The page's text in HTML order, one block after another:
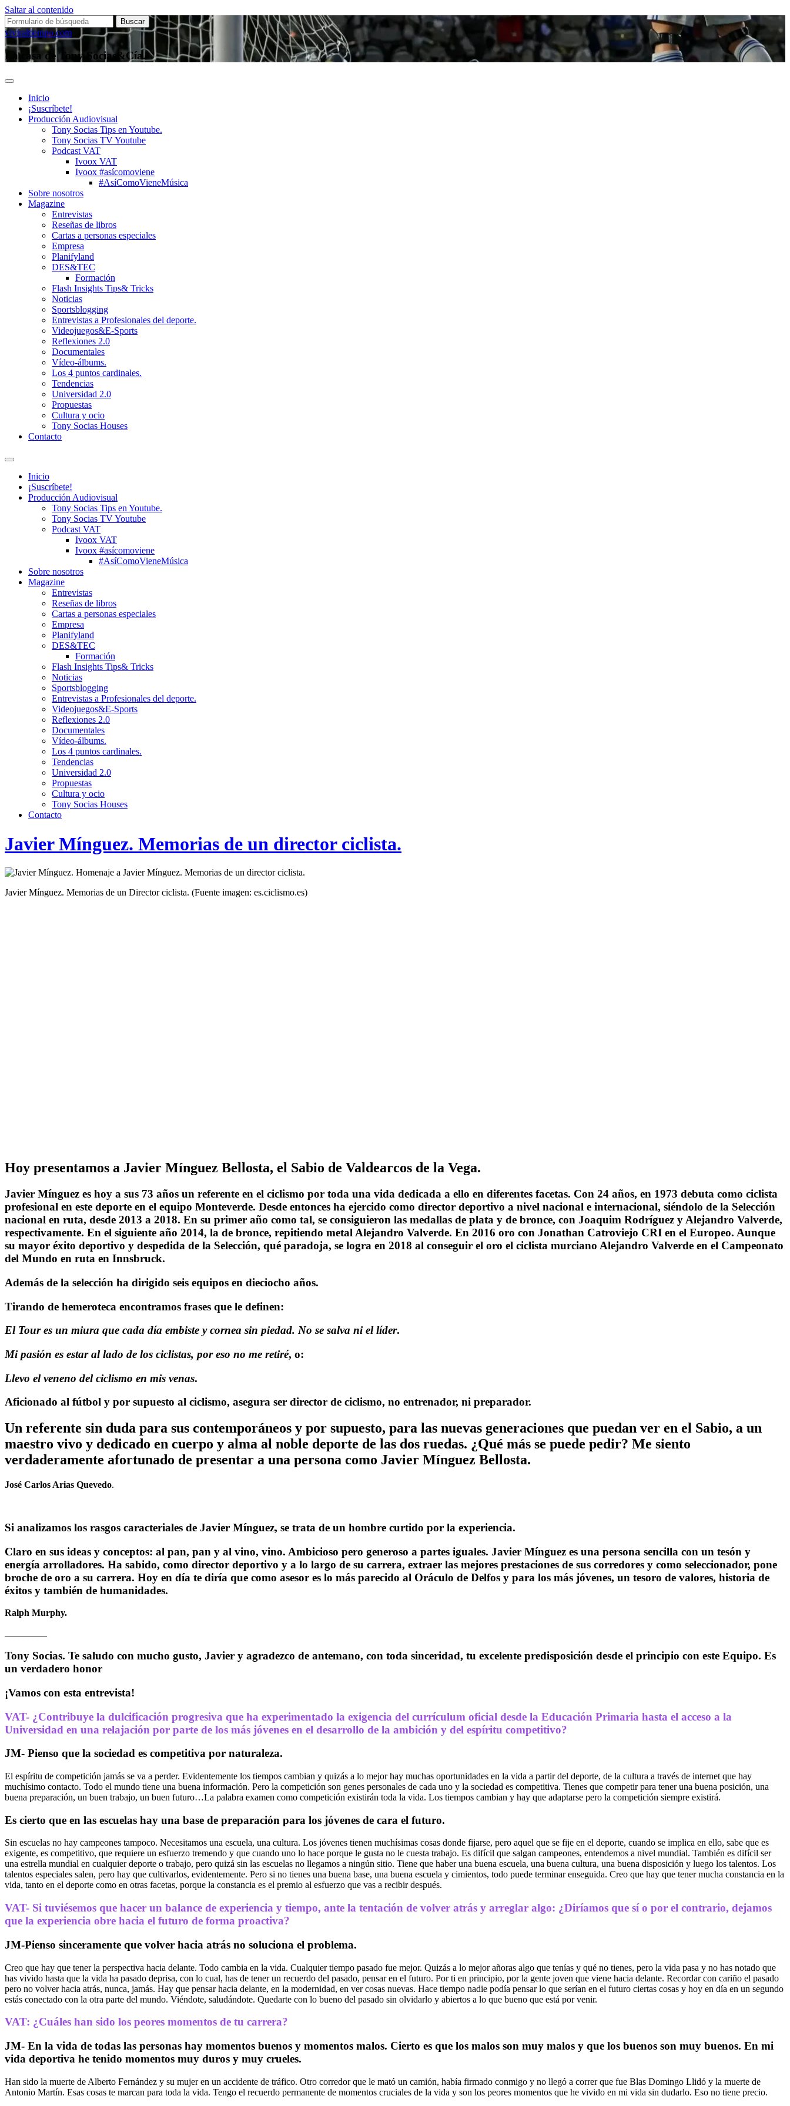
Saltar al contenido
Buscar:
viviraltiempo.com
La casa de Tony Socias&Cía.
Inicio
¡Suscríbete!
Producción Audiovisual
Tony Socias Tips en Youtube.
Tony Socias TV Youtube
Podcast VAT
Ivoox VAT
Ivoox #asícomoviene
#AsíComoVieneMúsica
Sobre nosotros
Magazine
Entrevistas
Reseñas de libros
Cartas a personas especiales
Empresa
Planifyland
DES&TEC
Formación
Flash Insights Tips& Tricks
Noticias
Sportsblogging
Entrevistas a Profesionales del deporte.
Videojuegos&E-Sports
Reflexiones 2.0
Documentales
Vídeo-álbums.
Los 4 puntos cardinales.
Tendencias
Universidad 2.0
Propuestas
Cultura y ocio
Tony Socias Houses
Contacto
Alternar
campo
búsqueda
Inicio
¡Suscríbete!
Producción Audiovisual
Tony Socias Tips en Youtube.
Tony Socias TV Youtube
Podcast VAT
Ivoox VAT
Ivoox #asícomoviene
#AsíComoVieneMúsica
Sobre nosotros
Magazine
Entrevistas
Reseñas de libros
Cartas a personas especiales
Empresa
Planifyland
DES&TEC
Formación
Flash Insights Tips& Tricks
Noticias
Sportsblogging
Entrevistas a Profesionales del deporte.
Videojuegos&E-Sports
Reflexiones 2.0
Documentales
Vídeo-álbums.
Los 4 puntos cardinales.
Tendencias
Universidad 2.0
Propuestas
Cultura y ocio
Tony Socias Houses
Contacto
Javier Mínguez. Memorias de un director ciclista.
Javier Mínguez. Memorias de un Director ciclista. (Fuente imagen: es.ciclismo.es)
Hoy presentamos a Javier Mínguez Bellosta, el Sabio de Valdearcos de la Vega.
Javier Mínguez es hoy a sus 73 años un referente en el ciclismo por toda una vida dedicada a ello en diferentes facetas. Con 24 años, en 1973 debuta como ciclista
profesional en este deporte en el equipo Monteverde. Desde entonces ha ejercido como director deportivo a nivel nacional e internacional, siéndolo de la Selección
nacional en ruta, desde 2013 a 2018. En su primer año como tal, se consiguieron las medallas de plata y de bronce, con Joaquim Rodríguez y Alejandro Valverde,
respectivamente. En el siguiente año 2014, la de bronce, repitiendo metal Alejandro Valverde. En 2016 oro con Jonathan Catroviejo CRI en el Europeo. Aunque
su mayor éxito deportivo y despedida de la Selección, qué paradoja, se logra en 2018 al conseguir el oro el ciclista murciano Alejandro Valverde en el Campeonato
del Mundo en ruta en Innsbruck.
Además de la selección ha dirigido seis equipos en dieciocho años.
Tirando de hemeroteca encontramos frases que le definen:
El Tour es un miura que cada día embiste y cornea sin piedad. No se salva ni el líder.
Mi pasión es estar al lado de los ciclistas, por eso no me retiré, o:
Llevo el veneno del ciclismo en mis venas.
Aficionado al fútbol y por supuesto al ciclismo, asegura ser director de ciclismo, no entrenador, ni preparador.
Un referente sin duda para sus contemporáneos y por supuesto, para las nuevas generaciones que puedan ver en el Sabio, a un
maestro vivo y dedicado en cuerpo y alma al noble deporte de las dos ruedas. ¿Qué más se puede pedir? Me siento
verdaderamente afortunado de presentar a una persona como Javier Mínguez Bellosta.
José Carlos Arias Quevedo.
Si analizamos los rasgos caracteriales de Javier Mínguez, se trata de un hombre curtido por la experiencia.
Claro en sus ideas y conceptos: al pan, pan y al vino, vino. Ambicioso pero generoso a partes iguales. Javier Mínguez es una persona sencilla con un tesón y
energía arrolladores. Ha sabido, como director deportivo y a lo largo de su carrera, extraer las mejores prestaciones de sus corredores y como seleccionador, pone
broche de oro a su carrera. Hoy en día te diría que como asesor es lo más parecido al Oráculo de Delfos y para los más jóvenes, un tesoro de valores, historia de
éxitos y también de humanidades.
Ralph Murphy.
Tony Socias. Te saludo con mucho gusto, Javier y agradezco de antemano, con toda sinceridad, tu excelente predisposición desde el principio con este Equipo. Es
un verdadero honor
¡Vamos con esta entrevista!
VAT- ¿Contribuye la dulcificación progresiva que ha experimentado la exigencia del currículum oficial desde la Educación Primaria hasta el acceso a la
Universidad en una relajación por parte de los más jóvenes en el desarrollo de la ambición y del espíritu competitivo?
JM- Pienso que la sociedad es competitiva por naturaleza.
El espíritu de competición jamás se va a perder. Evidentemente los tiempos cambian y quizás a lo mejor hay muchas oportunidades en la vida a partir del deporte, de la cultura a través de internet que hay
muchísimo contacto. Todo el mundo tiene una buena información. Pero la competición son genes personales de cada uno y la sociedad es competitiva. Tienes que competir para tener una buena posición, una
buena preparación, un buen trabajo, un buen futuro…La palabra examen como competición existirán toda la vida. Los tiempos cambian y hay que adaptarse pero la competición siempre existirá.
Es cierto que en las escuelas hay una base de preparación para los jóvenes de cara el futuro.
Sin escuelas no hay campeones tampoco. Necesitamos una escuela, una cultura. Los jóvenes tienen muchísimas cosas donde fijarse, pero aquel que se fije en el deporte, cuando se implica en ello, sabe que es
exigente, es competitivo, que requiere un esfuerzo tremendo y que cuando uno lo hace porque le gusta no le cuesta trabajo. Es difícil que salgan campeones, entendemos a nivel mundial. También es difícil ser
una estrella mundial en cualquier deporte o trabajo, pero quizá sin las escuelas no llegamos a ningún sitio. Tiene que haber una buena escuela, una buena cultura, una buena disposición y luego los talentos. Los
talentos especiales salen, pero hay que cultivarlos, evidentemente. Pero si no tienes una buena base, una buena escuela y cimientos, todo puede terminar enseguida. Creo que hay que tener mucha constancia en la
vida, tanto en el deporte como en otras facetas, porque la constancia es el premio al esfuerzo que vas a recibir después.
VAT- Si tuviésemos que hacer un balance de experiencia y tiempo, ante la tentación de volver atrás y arreglar algo: ¿Diríamos que sí o por el contrario, dejamos
que la experiencia obre hacia el futuro de forma proactiva?
JM-Pienso sinceramente que volver hacia atrás no soluciona el problema.
Creo que hay que tener la perspectiva hacia delante. Todo cambia en la vida. Cualquier tiempo pasado fue mejor. Quizás a lo mejor añoras algo que tenías y qué no tienes, pero la vida pasa y no has notado que
has vivido hasta que la vida ha pasado deprisa, con lo cual, has de tener un recuerdo del pasado, pensar en el futuro. Por ti en principio, por la gente joven que viene hacia delante. Recordar con cariño el pasado
pero no volver hacia atrás, nunca, jamás. Hay que pensar hacia delante, en la modernidad, en ver cosas nuevas. Hace tiempo nadie podía pensar lo que serían en el futuro ciertas cosas y hoy en día en un segundo
estás conectado con la otra parte del mundo. Viéndote, saludándote. Quedarte con lo bueno del pasado sin olvidarlo y abiertos a lo que bueno que está por venir.
VAT: ¿Cuáles han sido los peores momentos de tu carrera?
JM- En la vida de todas las personas hay momentos buenos y momentos malos. Cierto es que los malos son muy malos y que los buenos son muy buenos. En mi
vida deportiva he tenido momentos muy duros y muy crueles.
Han sido la muerte de Alberto Fernández y su mujer en un accidente de tráfico. Otro corredor que le mató un camión, había firmado conmigo y no llegó a correr que fue Blas Domingo Llidó y la muerte de
Antonio Martín. Esas cosas te marcan para toda la vida. Tengo el recuerdo permanente de momentos cruciales de la vida y son los peores momentos que he vivido en mi vida sin dudarlo. Eso no tiene precio.